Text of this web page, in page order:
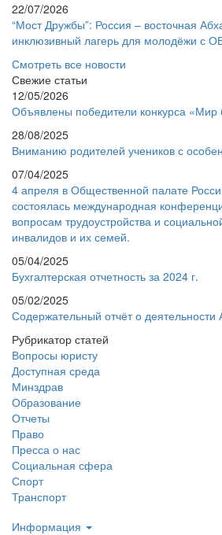
22/07/2026
“Мост Дружбы”: Россия – восточная
инклюзивный лагерь для молодёжи с
Смотреть все новости
Свежие статьи
12/05/2026
Объявлены победители конкурса «Мир
28/08/2025
Вниманию родителей учеников с
07/04/2025
4 апреля в Общественной палате
состоялась международная
вопросам трудоустройства и
инвалидов и их семей.
05/04/2025
Бухгалтерская отчетность за 2024 г.
05/02/2025
Содержательный отчёт о
Рубрикатор статей
Вопросы юристу
Доступная среда
Минздрав
Образование
Отчеты
Право
Пресса о нас
Социальная сфера
Спорт
Транспорт
Информация